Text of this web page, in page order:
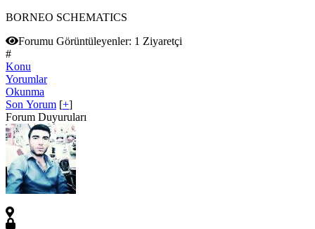
BORNEO SCHEMATICS
Forumu Görüntüleyenler: 1 Ziyaretçi
#
Konu
Yorumlar
Okunma
Son Yorum [+]
Forum Duyuruları